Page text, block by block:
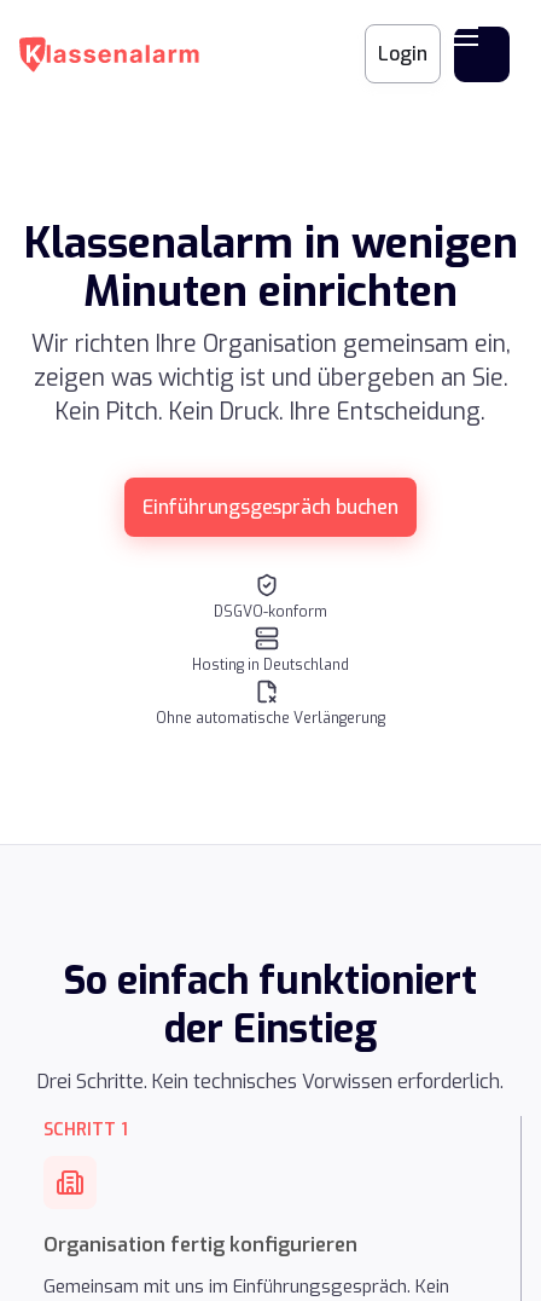
Login
Klassenalarm in wenigen
Minuten einrichten
Wir richten Ihre Organisation gemeinsam ein,
zeigen was wichtig ist und übergeben an Sie.
Kein Pitch. Kein Druck. Ihre Entscheidung.
Einführungsgespräch buchen
DSGVO-konform
Hosting in Deutschland
Ohne automatische Verlängerung
So einfach funktioniert
der Einstieg
Drei Schritte. Kein technisches Vorwissen erforderlich.
SCHRITT 1
Organisation fertig konfigurieren
Gemeinsam mit uns im Einführungsgespräch. Kein